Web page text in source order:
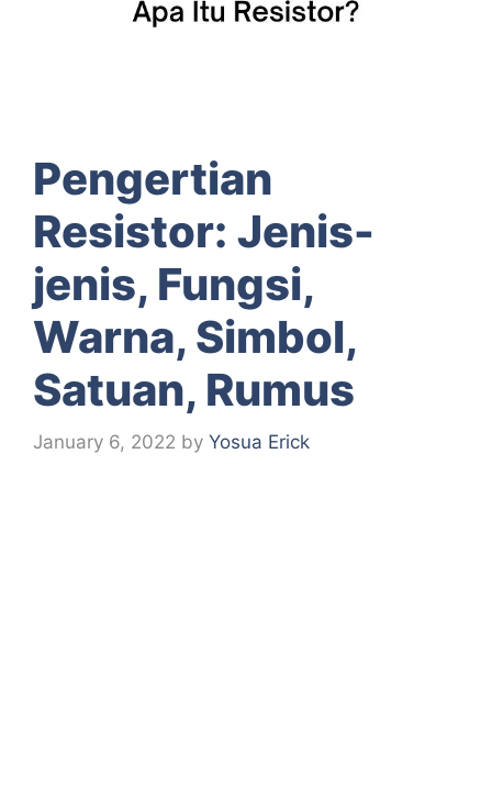
Pengertian
Resistor: Jenis-
jenis, Fungsi,
Warna, Simbol,
Satuan, Rumus
January 6, 2022 by Yosua Erick